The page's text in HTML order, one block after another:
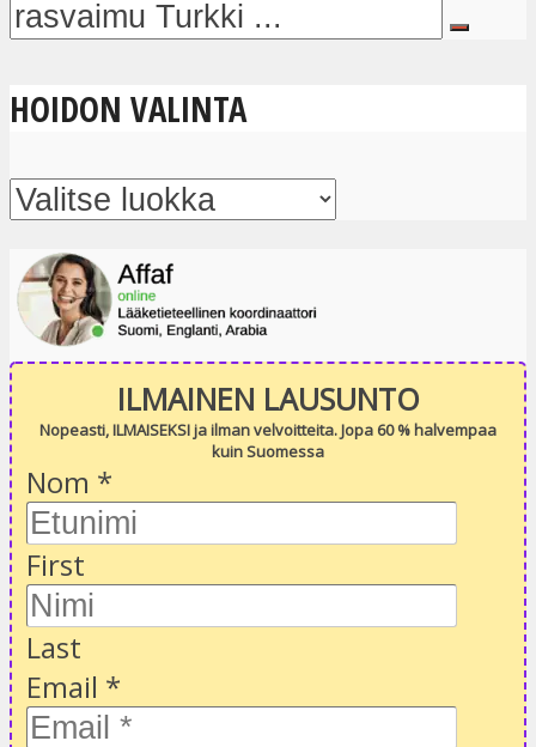
HOIDON VALINTA
ILMAINEN LAUSUNTO
Nopeasti, ILMAISEKSI ja ilman velvoitteita. Jopa 60 % halvempaa
kuin Suomessa
Nom *
First
Last
Email *